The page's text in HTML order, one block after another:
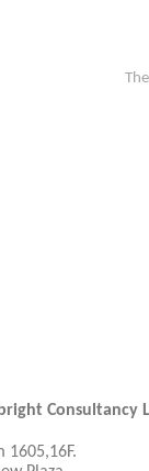
Consultancy
1605,16F.